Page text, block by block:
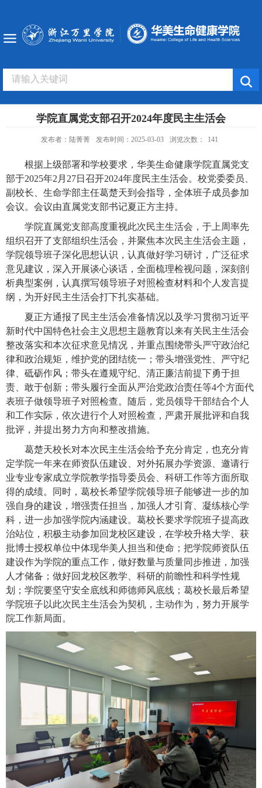
学院直属党支部召开2024年度民主生活会
发布者：陆菁菁 发布时间：2025-03-03 浏览次数： 141
根据上级部署和学校要求，华美生命健康学院直属党支
部于2025年2 月 27日召开2024年度民主生活会。校党委委员、
副校长、生命学部主任葛楚天到会指导，全体班子成员参加
会议。会议由直属党支部书记夏正方主持。
学院直属党支部高度重视此次民主生活会，于上周率先
组织召开了支部组织生活会，并聚焦本次民主生活会主题，
学院领导班子深化思想认识，认真做好学习研讨，广泛征求
意见建议，深入开展谈心谈话，全面梳理检视问题，深刻剖
析典型案例，认真撰写领导班子对照检查材料和个人发言提
纲，为开好民主生活会打下扎实基础。
夏正方通报了民主生活会准备情况以及学习贯彻习近平
新时代中国特色社会主义思想主题教育以来有关民主生活会
整改落实和本次征求意见情况，并重点围绕带头严守政治纪
律和政治规矩，维护党的团结统一；带头增强党性、严守纪
律、砥砺作风；带头在遵规守纪、清正廉洁前提下勇于担
责、敢于创新；带头履行全面从严治党政治责任等4个方面代
表班子做领导班子对照检查。随后，党员领导干部结合个人
和工作实际，依次进行个人对照检查，严肃开展批评和自我
批评，并提出努力方向和整改措施。
葛楚天校长对本次民主生活会给予充分肯定，也充分肯
定学院一年来在师资队伍建设、对外拓展办学资源、邀请行
业专业专家成立学院教学指导委员会、科研工作等方面所取
得的成绩。同时，葛校长希望学院领导班子能够进一步的加
强自身的建设，增强责任担当，加强人才引育、凝练核心学
科，进一步加强学院内涵建设。葛校长要求学院班子提高政
治站位，积极主动参加回龙校区建设，在学校升格大学、获
批博士授权单位中体现华美人担当和使命；把学院师资队伍
建设作为学院的重点工作，做好数量与质量同步推进，加强
人才储备；做好回龙校区教学、科研的前瞻性和科学性规
划；学院要坚守安全底线和师德师风底线；葛校长最后希望
学院班子以此次民主生活会为契机，主动作为，努力开展学
院工作新局面。